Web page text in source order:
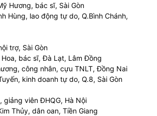
Hương, bác sĩ, Sài Gòn
Hùng, lao động tự do, Q.Bình Chánh,
trợ, Sài Gòn
bác sĩ, Đà Lạt, Lâm Đồng
công nhân, cựu TNLT, Đồng Nai
kinh doanh tự do, Q.8, Sài Gòn
giảng viên ĐHQG, Hà Nội
Thủy, dân oan, Tiền Giang